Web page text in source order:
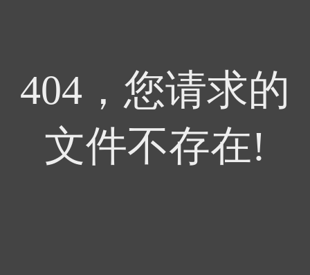
404，您请求的
文件不存在!